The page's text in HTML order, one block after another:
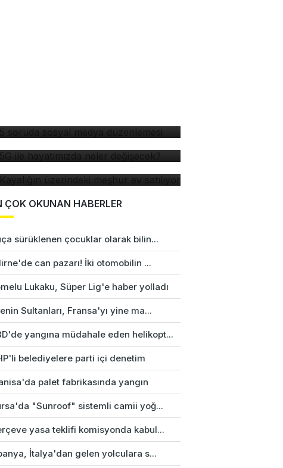
5G ile hayatımızda neler
değişecek?
Kayalığın üzerindeki meşhur
ev satılıyor
ÇOK OKUNAN HABERLER
sürüklenen çocuklar olarak bilin...
can pazarı! İki otomobilin ...
Lukaku, Süper Lig'e haber yolladı
Sultanları, Fransa'yı yine ma...
yangına müdahale eden helikopt...
belediyelere parti içi denetim
palet fabrikasında yangın
"Sunroof" sistemli camii yoğ...
yasa teklifi komisyonda kabul...
İtalya'dan gelen yolculara s...